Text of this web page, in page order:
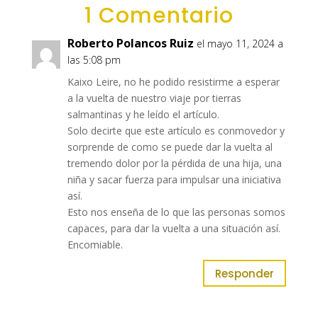
1 Comentario
Roberto Polancos Ruiz el mayo 11, 2024 a
las 5:08 pm
Kaixo Leire, no he podido resistirme a esperar
a la vuelta de nuestro viaje por tierras
salmantinas y he leído el artículo.
Solo decirte que este artículo es conmovedor y
sorprende de como se puede dar la vuelta al
tremendo dolor por la pérdida de una hija, una
niña y sacar fuerza para impulsar una iniciativa
así.
Esto nos enseña de lo que las personas somos
capaces, para dar la vuelta a una situación así.
Encomiable.
Responder